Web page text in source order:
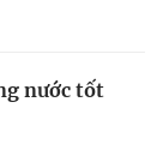
nước tốt